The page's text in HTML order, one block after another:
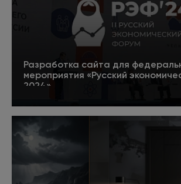
Разработка сайта для
мероприятия «Русский
2024»
Подробнее